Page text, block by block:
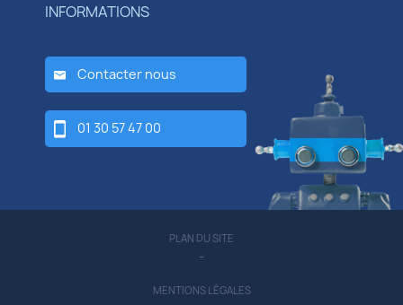
INFORMATIONS
Contacter nous
01 30 57 47 00
PLAN DU SITE
-
MENTIONS LÉGALES